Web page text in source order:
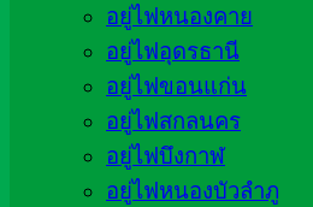
อยู่ไฟหนองคาย
อยู่ไฟอุดรธานี
อยู่ไฟขอนแก่น
อยู่ไฟสกลนคร
อยู่ไฟบึงกาฬ
อยู่ไฟหนองบัวลำภู